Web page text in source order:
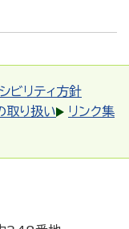
ビリティ方針
取り扱い
リンク集